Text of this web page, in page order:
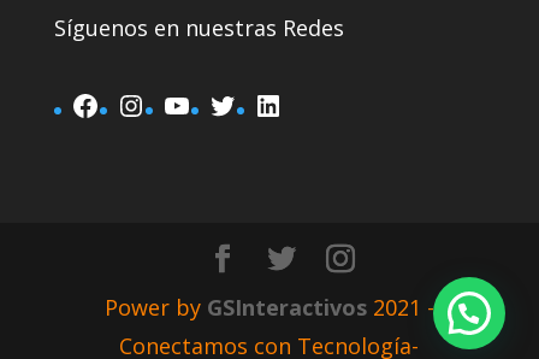
Síguenos en nuestras Redes
Power by GSInteractivos2021 -
Conectamos con Tecnología-